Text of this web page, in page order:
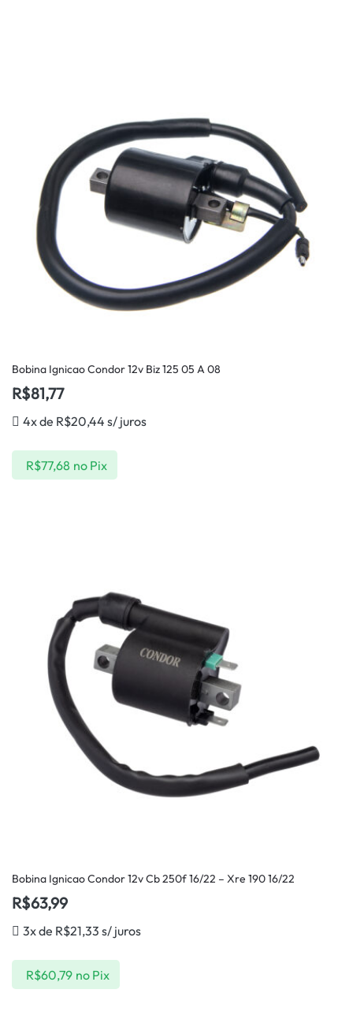
Bobina Ignicao Condor 12v Biz 125 05 A 08
R$81,77
4x de R$20,44 s/ juros
R$77,68 no Pix
Bobina Ignicao Condor 12v Cb 250f 16/22 – Xre 190 16/22
R$63,99
3x de R$21,33 s/ juros
R$60,79 no Pix